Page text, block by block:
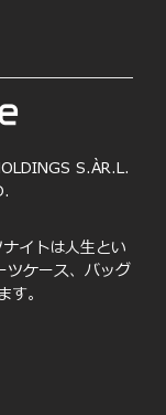
S.ÀR.L.
イトは人生とい
ツケース、バッグ
。